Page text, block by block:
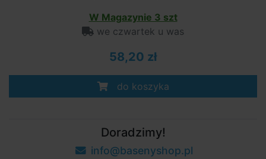
W Magazynie 3 szt
we czwartek u was
58,20 zł
do koszyka
Doradzimy!
info@basenyshop.pl